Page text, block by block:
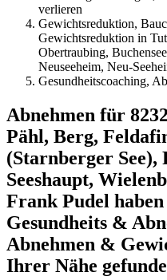
verlieren
Gewichtsreduktion,
Gewichtsreduktion in
Obertraubing,
Neuseeheim, Neu-
Gesundheitscoaching,
Abnehmen für
Pähl, Berg,
(Starnberger See),
Seeshaupt,
Frank Pudel haben
Gesundheits &
Abnehmen &
Ihrer Nähe